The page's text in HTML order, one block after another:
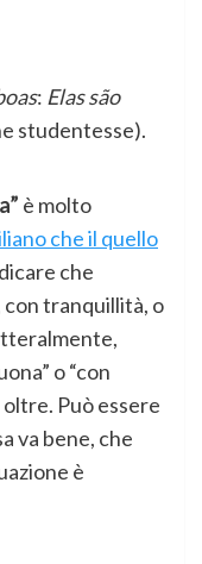
: Elas são
studentesse).
è molto
che il quello
che
con tranquillità, o
o “con
Può essere
va bene, che
è